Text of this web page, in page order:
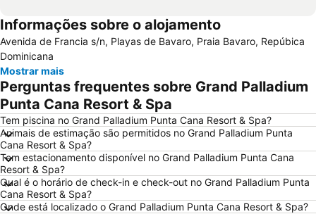
Informações sobre o alojamento
Avenida de Francia s/n, Playas de Bavaro, Praia Bavaro, Repúbica
Dominicana
Mostrar mais
Perguntas frequentes sobre Grand Palladium
Punta Cana Resort & Spa
Tem piscina no Grand Palladium Punta Cana Resort & Spa?
Animais de estimação são permitidos no Grand Palladium Punta
Cana Resort & Spa?
Tem estacionamento disponível no Grand Palladium Punta Cana
Resort & Spa?
Qual é o horário de check-in e check-out no Grand Palladium Punta
Cana Resort & Spa?
Onde está localizado o Grand Palladium Punta Cana Resort & Spa?